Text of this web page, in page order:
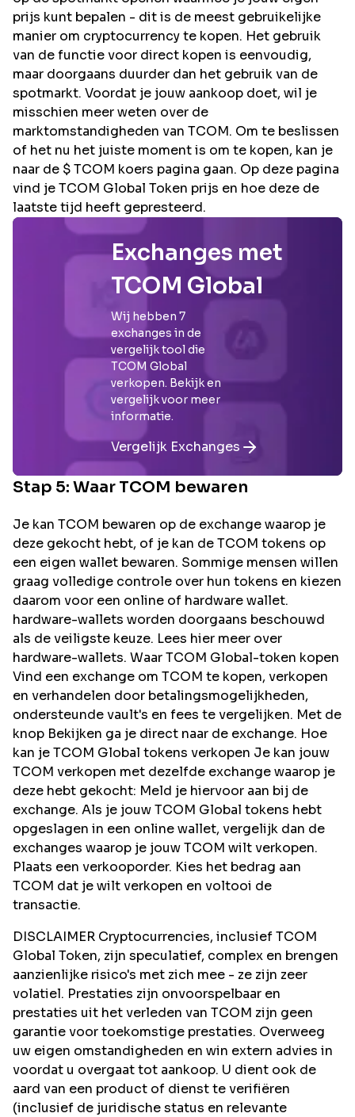
prijs kunt bepalen - dit is de meest gebruikelijke
manier om cryptocurrency te kopen. Het gebruik
van de functie voor direct kopen is eenvoudig,
maar doorgaans duurder dan het gebruik van de
spotmarkt. Voordat je jouw aankoop doet, wil je
misschien meer weten over de
marktomstandigheden van TCOM. Om te beslissen
of het nu het juiste moment is om te kopen, kan je
naar de $ TCOM koers pagina gaan. Op deze pagina
vind je TCOM Global Token prijs en hoe deze de
laatste tijd heeft gepresteerd.
Exchanges met
TCOM Global
Wij hebben 7
exchanges in de
vergelijk tool die
TCOM Global
verkopen. Bekijk en
vergelijk voor meer
informatie.
Vergelijk Exchanges
Stap 5: Waar TCOM bewaren
Je kan TCOM bewaren op de exchange waarop je
deze gekocht hebt, of je kan de TCOM tokens op
een eigen wallet bewaren. Sommige mensen willen
graag volledige controle over hun tokens en kiezen
daarom voor een online of hardware wallet.
hardware-wallets worden doorgaans beschouwd
als de veiligste keuze. Lees hier meer over
hardware-wallets. Waar TCOM Global-token kopen
Vind een exchange om TCOM te kopen, verkopen
en verhandelen door betalingsmogelijkheden,
ondersteunde vault's en fees te vergelijken. Met de
knop Bekijken ga je direct naar de exchange. Hoe
kan je TCOM Global tokens verkopen Je kan jouw
TCOM verkopen met dezelfde exchange waarop je
deze hebt gekocht: Meld je hiervoor aan bij de
exchange. Als je jouw TCOM Global tokens hebt
opgeslagen in een online wallet, vergelijk dan de
exchanges waarop je jouw TCOM wilt verkopen.
Plaats een verkooporder. Kies het bedrag aan
TCOM dat je wilt verkopen en voltooi de
transactie.
DISCLAIMER Cryptocurrencies, inclusief TCOM
Global Token, zijn speculatief, complex en brengen
aanzienlijke risico's met zich mee - ze zijn zeer
volatiel. Prestaties zijn onvoorspelbaar en
prestaties uit het verleden van TCOM zijn geen
garantie voor toekomstige prestaties. Overweeg
uw eigen omstandigheden en win extern advies in
voordat u overgaat tot aankoop. U dient ook de
aard van een product of dienst te verifiëren
(inclusief de juridische status en relevante